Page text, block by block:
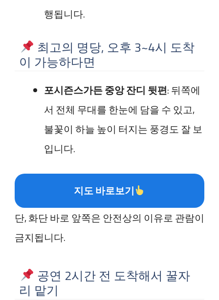
행됩니다.
최고의 명당, 오후 3~4시 도착
이 가능하다면
포시즌스가든 중앙 잔디 뒷편: 뒤쪽에
서 전체 무대를 한눈에 담을 수 있고,
불꽃이 하늘 높이 터지는 풍경도 잘 보
입니다.
지도 바로보기
단, 화단 바로 앞쪽은 안전상의 이유로 관람이
금지됩니다.
공연 2시간 전 도착해서 꿀자
리 맡기